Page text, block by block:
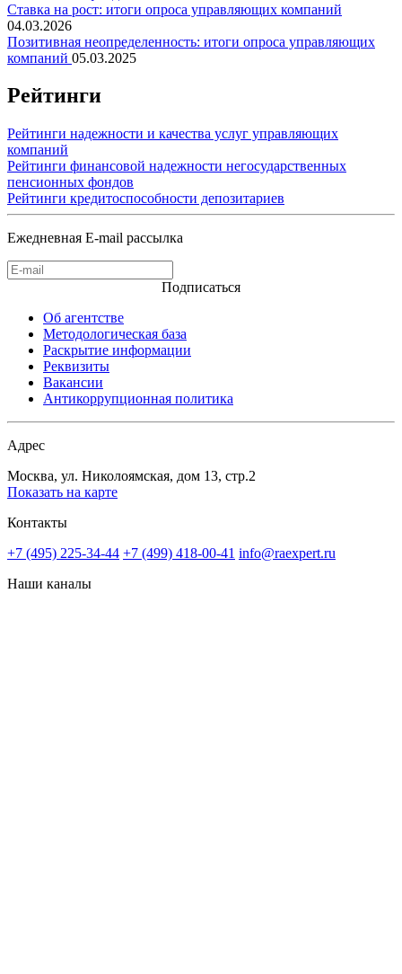
Ставка на рост: итоги опроса управляющих компаний
04.03.2026
Позитивная неопределенность: итоги опроса управляющих
компаний 05.03.2025
Рейтинги
Рейтинги надежности и качества услуг управляющих
компаний
Рейтинги финансовой надежности негосударственных
пенсионных фондов
Рейтинги кредитоспособности депозитариев
Ежедневная E-mail рассылка
Подписаться
Об агентстве
Методологическая база
Раскрытие информации
Реквизиты
Вакансии
Антикоррупционная политика
Адрес
Москва, ул. Николоямская, дом 13, стр.2
Показать на карте
Контакты
+7 (495) 225-34-44 +7 (499) 418-00-41 info@raexpert.ru
Наши каналы